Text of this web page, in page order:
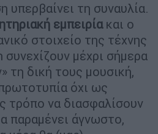
υπερβαίνει τη συναυλία.
εμπειρίακαι ο
στοιχείο της τέχνης
μέχρι σήμερα
τη δική τους μουσική,
όχι ως
τρόπο να διασφαλίσουν
παραμένει άγνωστο,